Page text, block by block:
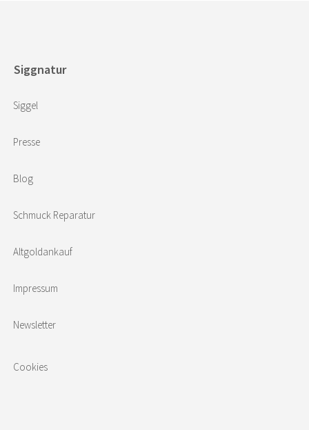
Siggnatur
Siggel
Presse
Blog
Schmuck Reparatur
Altgoldankauf
Impressum
Newsletter
Cookies